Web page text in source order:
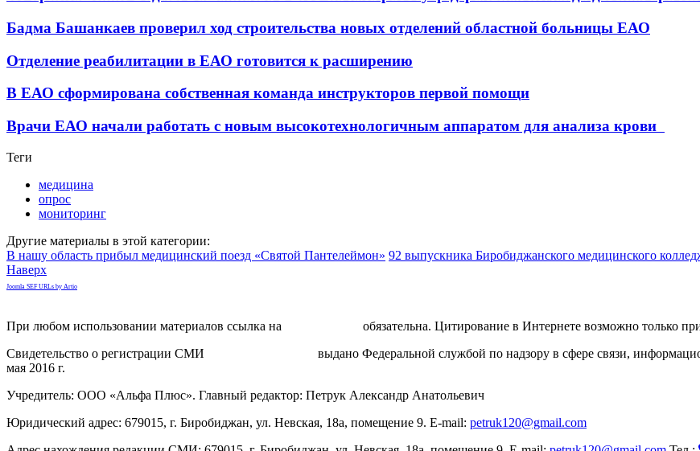
Бадма Башанкаев проверил ход строительства новых отделений областной больницы ЕАО
Отделение реабилитации в ЕАО готовится к расширению
В ЕАО сформирована собственная команда инструкторов первой помощи
Врачи ЕАО начали работать с новым высокотехнологичным аппаратом для анализа крови
Теги
медицина
опрос
мониторинг
Другие материалы в этой категории:
В нашу область прибыл медицинский поезд «Святой Пантелеймон» 92 выпускника Биробиджанского медицинского
Наверх
Joomla SEF URLs by Artio
При любом использовании материалов ссылка на
обязательна. Цитирование в Интернете возможно только
Свидетельство о регистрации СМИ
выдано Федеральной службой по надзору в сфере связи,
мая 2016 г.
Учредитель: ООО «Альфа Плюс». Главный редактор: Петрук Александр Анатольевич
Юридический адрес: 679015, г. Биробиджан, ул. Невская, 18а, помещение 9. E-mail: petruk120@gmail.com